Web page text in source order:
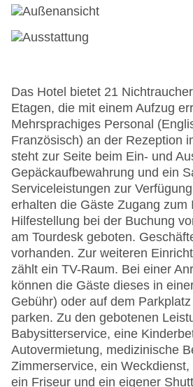
Das Hotel bietet 21
Etagen, die mit einem Aufzug
Mehrsprachiges Personal
Französisch) an der Rezeption
steht zur Seite beim Ein- und
Gepäckaufbewahrung und ein
Serviceleistungen zur
erhalten die Gäste Zugang zum
Hilfestellung bei der Buchung
am Tourdesk geboten.
vorhanden. Zur weiteren
zählt ein TV-Raum. Bei einer
können die Gäste dieses in
Gebühr) oder auf dem
parken. Zu den gebotenen
Babysitterservice, eine
Autovermietung, medizinische
Zimmerservice, ein
ein Friseur und ein eigener